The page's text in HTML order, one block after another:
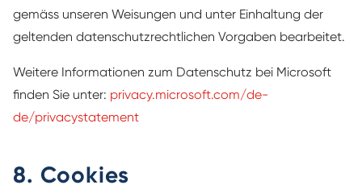
gemäss unseren Weisungen und unter Einhaltung der
geltenden datenschutzrechtlichen Vorgaben bearbeitet.
Weitere Informationen zum Datenschutz bei Microsoft
finden Sie unter: privacy.microsoft.com/de-
de/privacystatement
8. Cookies